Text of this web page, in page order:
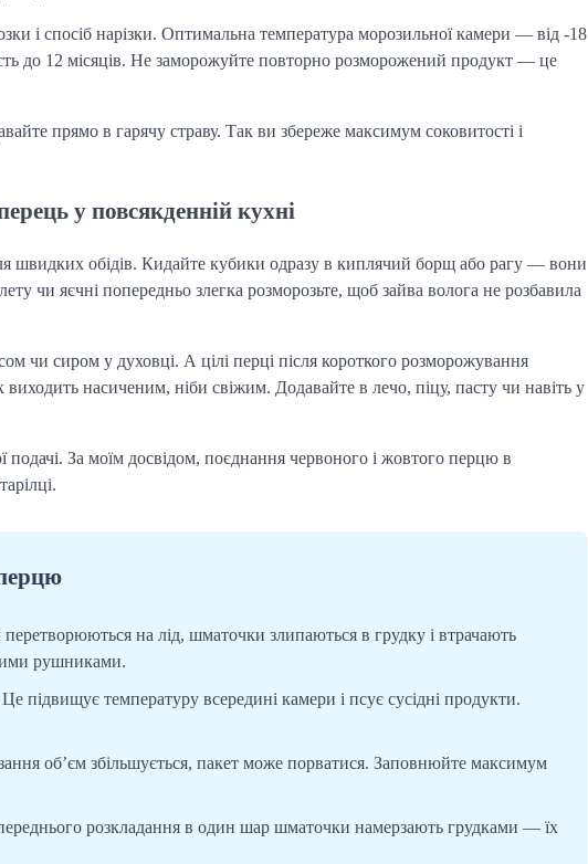
і спосіб нарізки. Оптимальна температура морозильної камери — від -18
до 12 місяців. Не заморожуйте повторно розморожений продукт — це
прямо в гарячу страву. Так ви збереже максимум соковитості і
у повсякденній кухні
швидких обідів. Кидайте кубики одразу в киплячий борщ або рагу — вони
чи яєчні попередньо злегка розморозьте, щоб зайва волога не розбавила
чи сиром у духовці. А цілі перці після короткого розморожування
насиченим, ніби свіжим. Додавайте в лечо, піцу, пасту чи навіть у
подачі. За моїм досвідом, поєднання червоного і жовтого перцю в
на лід, шматочки злипаються в грудку і втрачають
рушниками.
Це підвищує температуру всередині камери і псує сусідні продукти.
об’єм збільшується, пакет може порватися. Заповнюйте максимум
розкладання в один шар шматочки намерзають грудками — їх